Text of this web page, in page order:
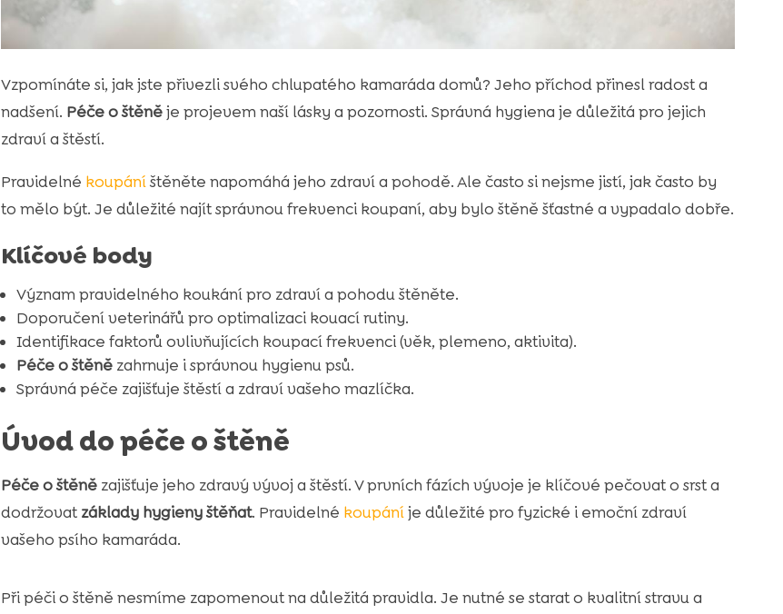
Vzpomínáte si, jak jste přivezli svého chlupatého kamaráda domů? Jeho příchod přinesl radost a
nadšení. Péče o štěněje projevem naší lásky a pozornosti. Správná hygiena je důležitá pro jejich
zdraví a štěstí.
Pravidelné koupáníštěněte napomáhá jeho zdraví a pohodě. Ale často si nejsme jistí, jak často by
to mělo být. Je důležité najít správnou frekvenci koupaní, aby bylo štěně šťastné a vypadalo dobře.
Klíčové body
Význam pravidelného koukání pro zdraví a pohodu štěněte.
Doporučení veterinářů pro optimalizaci kouací rutiny.
Identifikace faktorů ovlivňujících koupací frekvenci (věk, plemeno, aktivita).
Péče o štěnězahrnuje i správnou hygienu psů.
Správná péče zajišťuje štěstí a zdraví vašeho mazlíčka.
Úvod do péče o štěně
Péče o štěnězajišťuje jeho zdravý vývoj a štěstí. V prvních fázích vývoje je klíčové pečovat o srst a
dodržovat základy hygieny štěňat. Pravidelné koupáníje důležité pro fyzické i emoční zdraví
vašeho psího kamaráda.
Při péči o štěně nesmíme zapomenout na důležitá pravidla. Je nutné se starat o kvalitní stravu a